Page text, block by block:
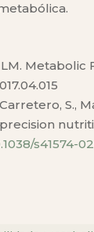
Metabolic
Carretero,
s41574-